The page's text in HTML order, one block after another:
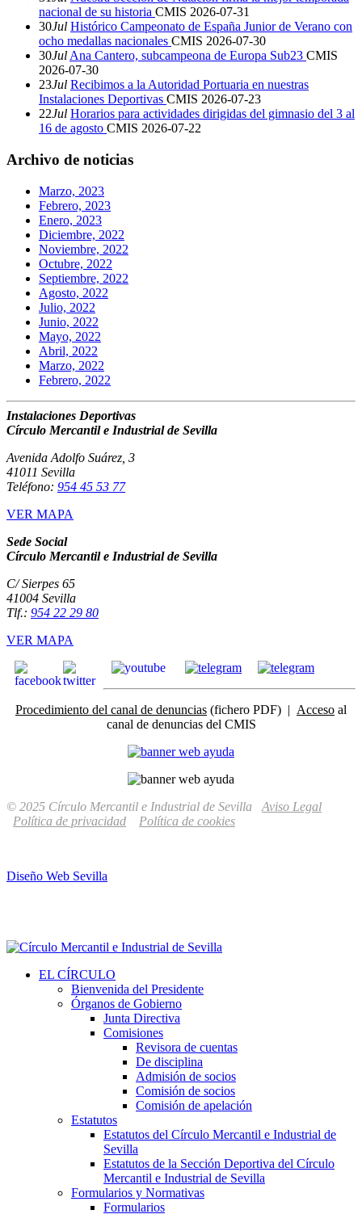
nacional de su historia CMIS 2026-07-31
30Jul Histórico Campeonato de España Junior de Verano con
ocho medallas nacionales CMIS 2026-07-30
30Jul Ana Cantero, subcampeona de Europa Sub23 CMIS
2026-07-30
23Jul Recibimos a la Autoridad Portuaria en nuestras
Instalaciones Deportivas CMIS 2026-07-23
22Jul Horarios para actividades dirigidas del gimnasio del 3 al
16 de agosto CMIS 2026-07-22
Archivo de noticias
Marzo, 2023
Febrero, 2023
Enero, 2023
Diciembre, 2022
Noviembre, 2022
Octubre, 2022
Septiembre, 2022
Agosto, 2022
Julio, 2022
Junio, 2022
Mayo, 2022
Abril, 2022
Marzo, 2022
Febrero, 2022
Instalaciones Deportivas
Círculo Mercantil e Industrial de Sevilla
Avenida Adolfo Suárez, 3
41011 Sevilla
Teléfono: 954 45 53 77
VER MAPA
Sede Social
Círculo Mercantil e Industrial de Sevilla
C/ Sierpes 65
41004 Sevilla
Tlf.: 954 22 29 80
VER MAPA
Procedimiento del canal de denuncias (fichero PDF) | Acceso al
canal de denuncias del CMIS
© 2025 Círculo Mercantil e Industrial de Sevilla Aviso Legal
Política de privacidad
Política de cookies
Diseño Web Sevilla
EL CÍRCULO
Bienvenida del Presidente
Órganos de Gobierno
Junta Directiva
Comisiones
Revisora de cuentas
De disciplina
Admisión de socios
Comisión de socios
Comisión de apelación
Estatutos
Estatutos del Círculo Mercantil e Industrial de
Sevilla
Estatutos de la Sección Deportiva del Círculo
Mercantil e Industrial de Sevilla
Formularios y Normativas
Formularios